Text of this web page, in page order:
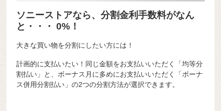
ソニーストアなら、分割金利手数料がなん
と・・・ 0%！
大きな買い物を分割にしたい方には！
計画的に支払いたい！同じ金額をお支払いいただく「均等分
割払い」と、ボーナス月に多めにお支払いいただく「ボーナ
ス併用分割払い」の2つの分割方法が選択できます。